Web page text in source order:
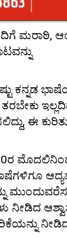
ಮರಾಠಿ,
ಕನ್ನಡ
ಈ
ನೀಡಿದ